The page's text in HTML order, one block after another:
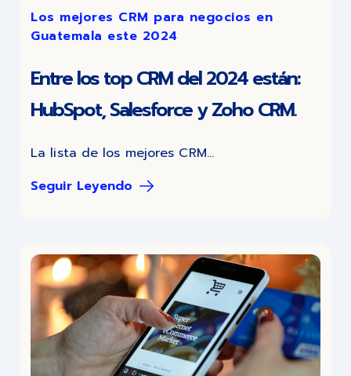
Los mejores CRM para negocios en
Guatemala este 2024
Entre los top CRM del 2024 están:
HubSpot, Salesforce y Zoho CRM.
La lista de los mejores CRM...
Seguir Leyendo